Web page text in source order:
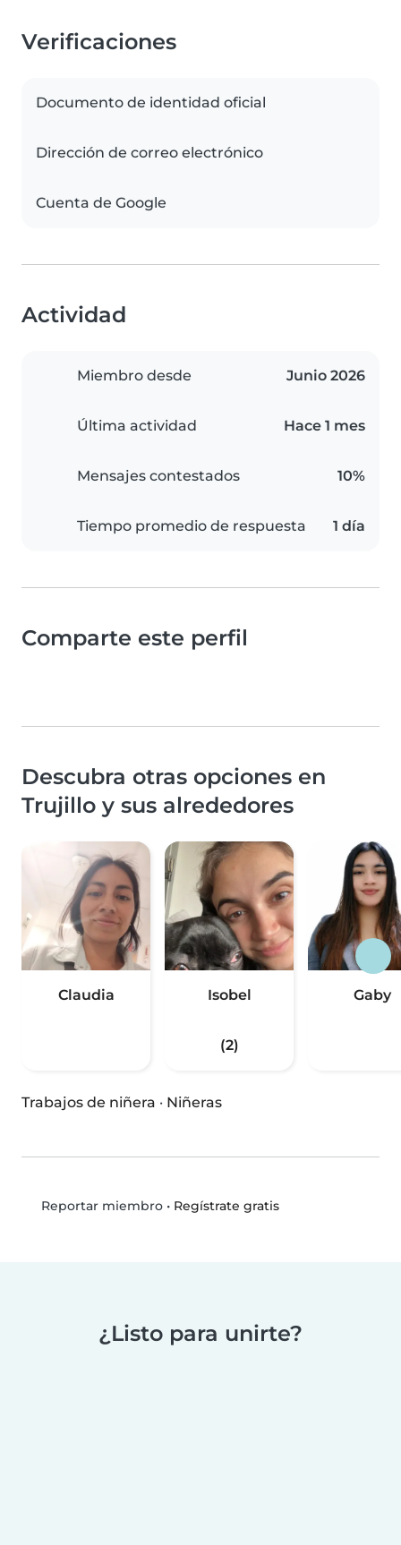
Verificaciones
Documento de identidad oficial
Dirección de correo electrónico
Cuenta de Google
Actividad
Miembro desde Junio 2026
Última actividad Hace 1 mes
Mensajes contestados 10%
Tiempo promedio de respuesta 1 día
Comparte este perfil
Descubra otras opciones en
Trujillo y sus alrededores
Claudia Isobel
(2)
Gaby
Trabajos de niñera · Niñeras
Reportar miembro• Regístrate gratis
¿Listo para unirte?